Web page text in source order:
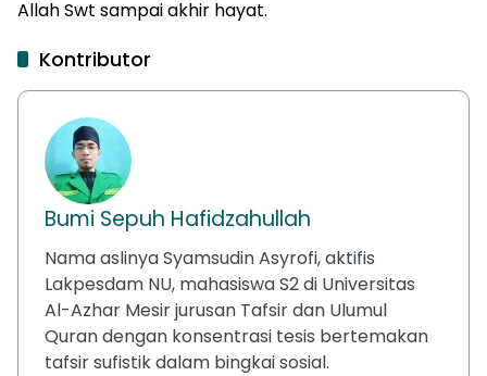
Allah Swt sampai akhir hayat.
Kontributor
Bumi Sepuh Hafidzahullah
Nama aslinya Syamsudin Asyrofi, aktifis
Lakpesdam NU, mahasiswa S2 di Universitas
Al-Azhar Mesir jurusan Tafsir dan Ulumul
Quran dengan konsentrasi tesis bertemakan
tafsir sufistik dalam bingkai sosial.